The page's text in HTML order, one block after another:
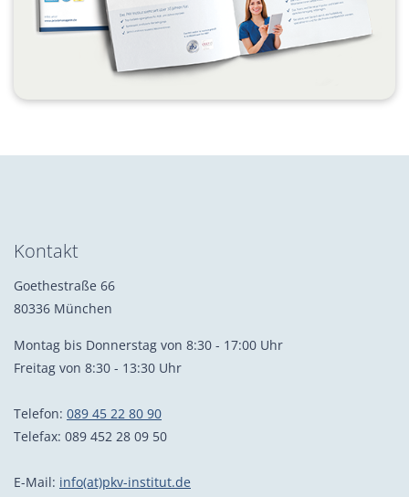
Kontakt
Goethestraße 66
80336 München
Montag bis Donnerstag von 8:30 - 17:00 Uhr
Freitag von 8:30 - 13:30 Uhr
Telefon: 089 45 22 80 90
Telefax: 089 452 28 09 50
E-Mail: info(at)pkv-institut.de